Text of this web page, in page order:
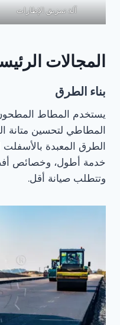
آلة تمزيق الإطارات
المجالات
بناء الطرق
يستخدم المطاط
المطاطي لتحسين متانة
الطرق المعبدة بالأسفلت
خدمة أطول، وخصائص
وتتطلب صيانة أقل.